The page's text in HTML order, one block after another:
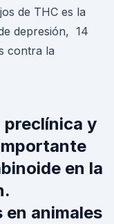
de THC es la
depresión, 14
contra la
preclínica y
en la
en animales